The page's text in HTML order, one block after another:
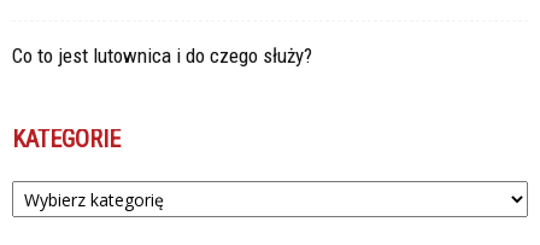
Co to jest lutownica i do czego służy?
KATEGORIE
Kategorie